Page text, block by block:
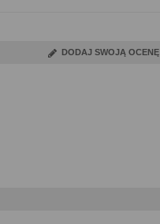
DODAJ SWOJĄ OCENĘ